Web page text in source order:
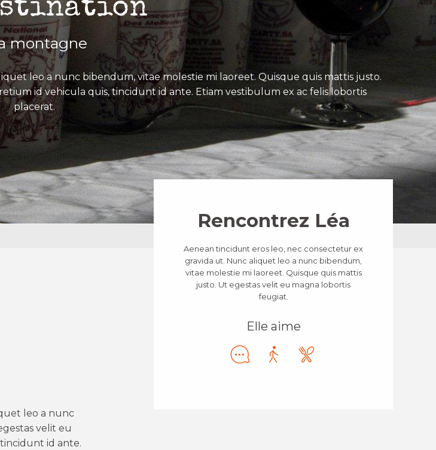
montagne
leo a nunc bibendum, vitae molestie mi laoreet. Quisque quis mattis justo.
id vehicula quis, tincidunt id ante. Etiam vestibulum ex ac felis lobortis
placerat.
leo a nunc
velit eu
id ante.
Rencontrez Léa
Aenean tincidunt eros leo, nec consectetur ex
gravida ut. Nunc aliquet leo a nunc bibendum,
vitae molestie mi laoreet. Quisque quis mattis
justo. Ut egestas velit eu magna lobortis
feugiat.
Elle aime